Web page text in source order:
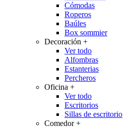
Cómodas
Roperos
Baúles
Box sommier
Decoración +
Ver todo
Alfombras
Estanterias
Percheros
Oficina +
Ver todo
Escritorios
Sillas de escritorio
Comedor+